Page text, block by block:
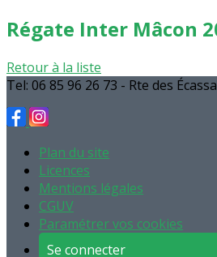
Régate Inter Mâcon
Retour à la liste
Tel: 06 85 96 26 73 - Rte des
Plan du site
Licences
Mentions légales
CGUV
Paramétrer vos cookies
Se connecter